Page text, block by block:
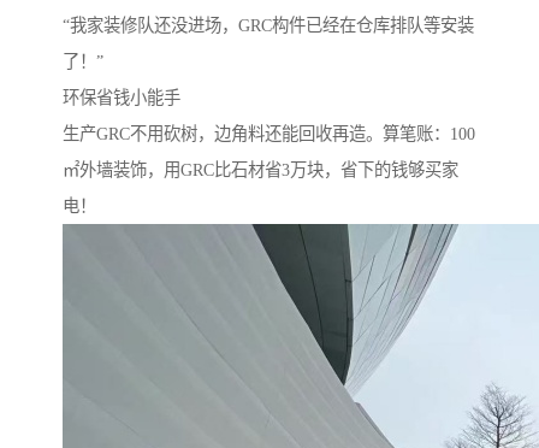
“我家装修队还没进场，GRC构件已经在仓库排队等安装
了！”
环保省钱小能手‌
生产GRC不用砍树，边角料还能回收再造。算笔账：100
㎡外墙装饰，用GRC比石材省3万块，省下的钱够买家
电！